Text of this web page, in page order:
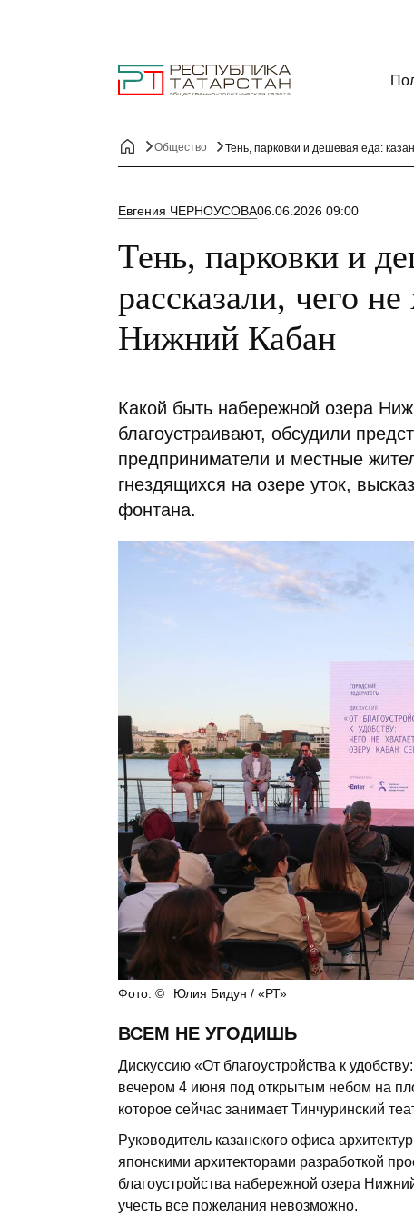
Общество Тень, парковки и дешевая еда:
Евгения ЧЕРНОУСОВА06.06.2026 09:00
Тень, парковки и
рассказали, чего не
Нижний Кабан
Какой быть набережной озера
благоустраивают, обсудили
предприниматели и местные
гнездящихся на озере уток,
фонтана.
Юлия Бидун / «РТ»
ВСЕМ НЕ УГОДИШЬ
Дискуссию «От благоустройства к
вечером 4 июня под открытым небом на
которое сейчас занимает Тинчуринский
Руководитель казанского офиса
японскими архитекторами разработкой
благоустройства набережной озера
учесть все пожелания невозможно.